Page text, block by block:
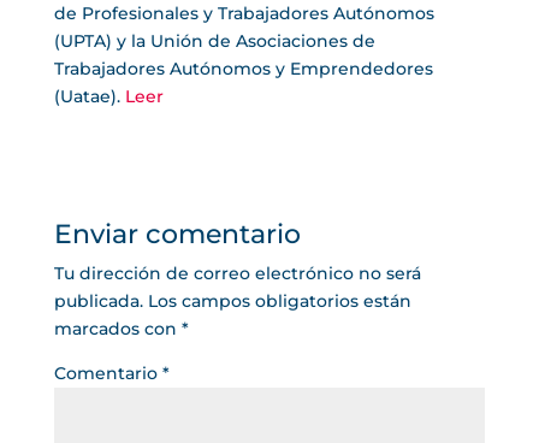
de Profesionales y Trabajadores Autónomos
(UPTA) y la Unión de Asociaciones de
Trabajadores Autónomos y Emprendedores
(Uatae). Leer
Enviar comentario
Tu dirección de correo electrónico no será
publicada. Los campos obligatorios están
marcados con *
Comentario *